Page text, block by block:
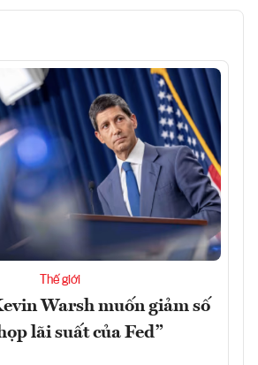
Thế giới
Warsh muốn giảm số
lãi suất của Fed”